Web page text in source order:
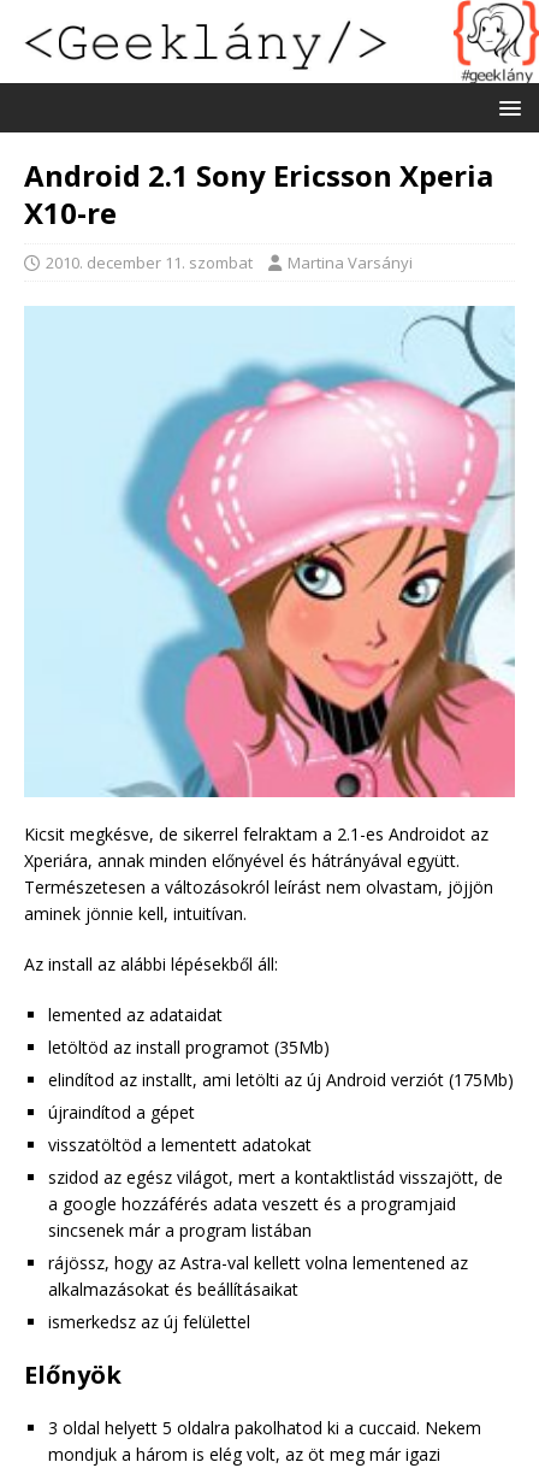
Android 2.1 Sony Ericsson Xperia
X10-re
2010. december 11. szombat Martina Varsányi
Kicsit megkésve, de sikerrel felraktam a 2.1-es Androidot az
Xperiára, annak minden előnyével és hátrányával együtt.
Természetesen a változásokról leírást nem olvastam, jöjjön
aminek jönnie kell, intuitívan.
Az install az alábbi lépésekből áll:
lemented az adataidat
letöltöd az install programot (35Mb)
elindítod az installt, ami letölti az új Android verziót (175Mb)
újraindítod a gépet
visszatöltöd a lementett adatokat
szidod az egész világot, mert a kontaktlistád visszajött, de
a google hozzáférés adata veszett és a programjaid
sincsenek már a program listában
rájössz, hogy az Astra-val kellett volna lementened az
alkalmazásokat és beállításaikat
ismerkedsz az új felülettel
Előnyök
3 oldal helyett 5 oldalra pakolhatod ki a cuccaid. Nekem
mondjuk a három is elég volt, az öt meg már igazi